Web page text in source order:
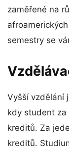
zaměřené na
semestry se
Vyšší vzdělání
kdy student
kreditů. Za
kreditů.